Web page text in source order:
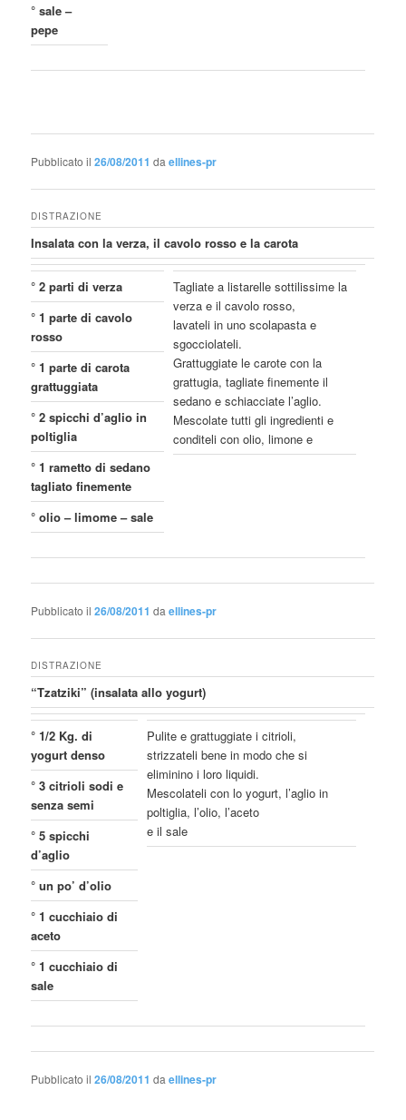
° sale –
pepe
Pubblicato il26/08/2011 daellines-pr
DISTRAZIONE
Insalata con la verza, il cavolo rosso e la carota
° 2 parti di verza
° 1 parte di cavolo
rosso
° 1 parte di carota
grattuggiata
° 2 spicchi d’aglio in
poltiglia
° 1 rametto di sedano
tagliato finemente
° olio – limome – sale
Tagliate a listarelle sottilissime la
verza e il cavolo rosso,
lavateli in uno scolapasta e
sgocciolateli.
Grattuggiate le carote con la
grattugia, tagliate finemente il
sedano e schiacciate l’aglio.
Mescolate tutti gli ingredienti e
conditeli con olio, limone e
Pubblicato il26/08/2011 daellines-pr
DISTRAZIONE
“Tzatziki” (insalata allo yogurt)
° 1/2 Kg. di
yogurt denso
° 3 citrioli sodi e
senza semi
° 5 spicchi
d’aglio
° un po’ d’olio
° 1 cucchiaio di
aceto
° 1 cucchiaio di
sale
Pulite e grattuggiate i citrioli,
strizzateli bene in modo che si
eliminino i loro liquidi.
Mescolateli con lo yogurt, l’aglio in
poltiglia, l’olio, l’aceto
e il sale
Pubblicato il26/08/2011 daellines-pr